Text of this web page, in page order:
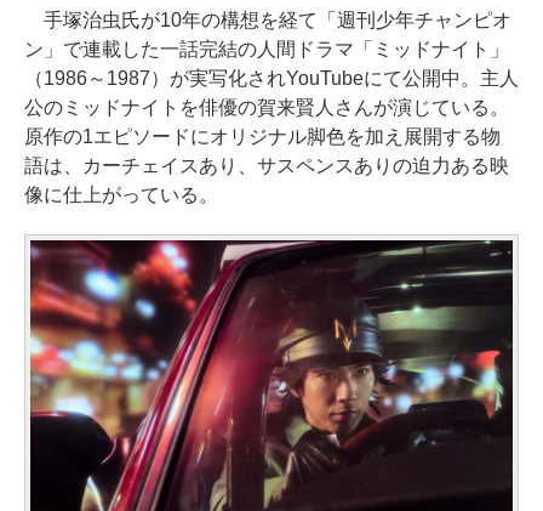
手塚治虫氏が10年の構想を経て「週刊少年チャンピオ
ン」で連載した一話完結の人間ドラマ「ミッドナイト」
（1986～1987）が実写化されYouTubeにて公開中。主人
公のミッドナイトを俳優の賀来賢人さんが演じている。
原作の1エピソードにオリジナル脚色を加え展開する物
語は、カーチェイスあり、サスペンスありの迫力ある映
像に仕上がっている。